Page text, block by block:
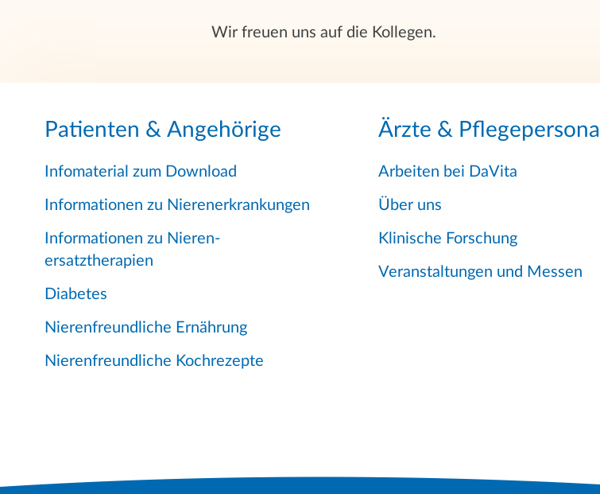
Wir freuen uns auf die Kollegen.
Patienten & Angehörige
Infomaterial zum Download
Informationen zu Nierenerkrankungen
Informationen zu Nieren-
ersatztherapien
Diabetes
Nierenfreundliche Ernährung
Nierenfreundliche Kochrezepte
Ärzte & Pflegepersonal
Arbeiten bei DaVita
Über uns
Klinische Forschung
Veranstaltungen und Messen